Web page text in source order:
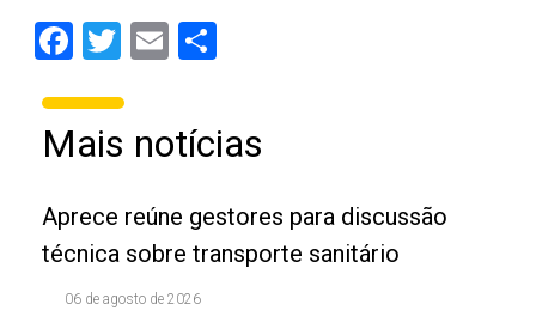
Facebook
Twitter
Email
Mais notícias
Aprece reúne gestores para discussão
técnica sobre transporte sanitário
06 de agosto de 2026